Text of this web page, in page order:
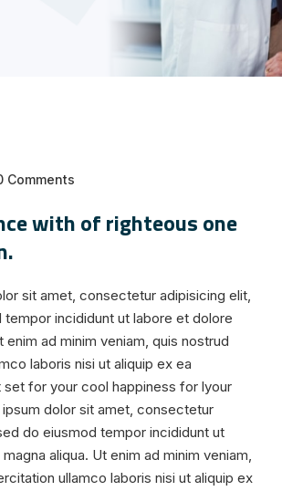
Comments
with of righteous one
sit amet, consectetur adipisicing elit,
incididunt ut labore et dolore
enim ad minim veniam, quis nostrud
laboris nisi ut aliquip ex ea
for your cool happiness for lyour
dolor sit amet, consectetur
do eiusmod tempor incididunt ut
aliqua. Ut enim ad minim veniam,
ullamco laboris nisi ut aliquip ex